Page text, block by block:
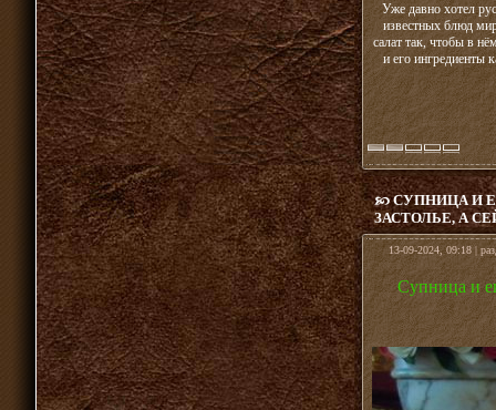
Уже давно хотел
известных блюд
салат так, чтобы в
и его ингредиенты
СУПНИЦА И
ЗАСТОЛЬЕ, А
13-09-2024, 09:18 |
Супница и